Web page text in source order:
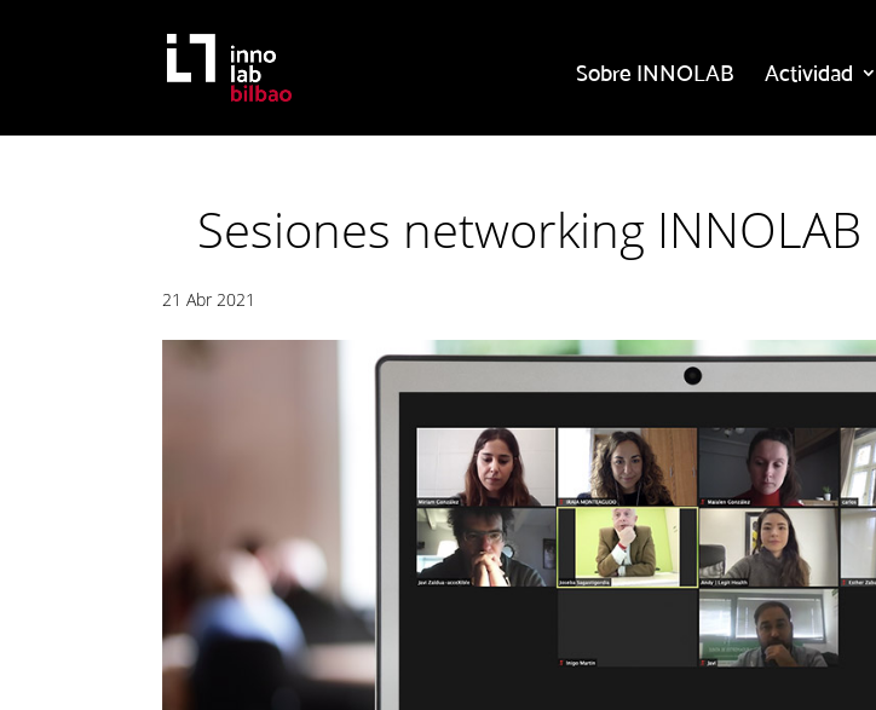
Sobre INNOLAB Actividad
Sesiones networking INNOLAB
21 Abr 2021